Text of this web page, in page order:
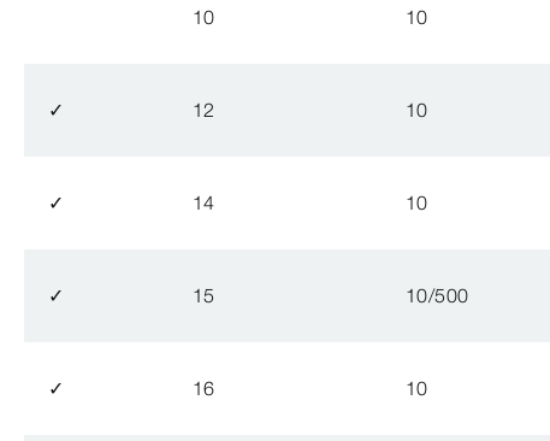
10 10
✓ 12 10
✓ 14 10
✓ 15 10/500
✓ 16 10